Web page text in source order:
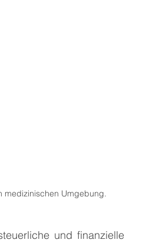
medizinischen Umgebung.
und finanzielle